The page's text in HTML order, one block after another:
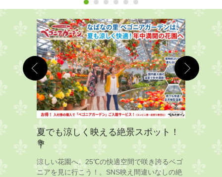
クラブ
す！
なの里へ
夏でも涼しく映える絶景スポット！
💐
涼しい花園へ。25℃の快適空間で咲き誇るベゴ
ニアを見に行こう！。SNS映え間違いなしの絶
なばな
長島ビール
食、とん
ぞろい